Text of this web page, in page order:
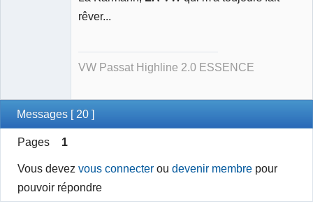
rêver...
VW Passat Highline 2.0 ESSENCE
Messages [ 20 ]
Pages 1
Vous devezvous connecter oudevenir membre pour
pouvoir répondre